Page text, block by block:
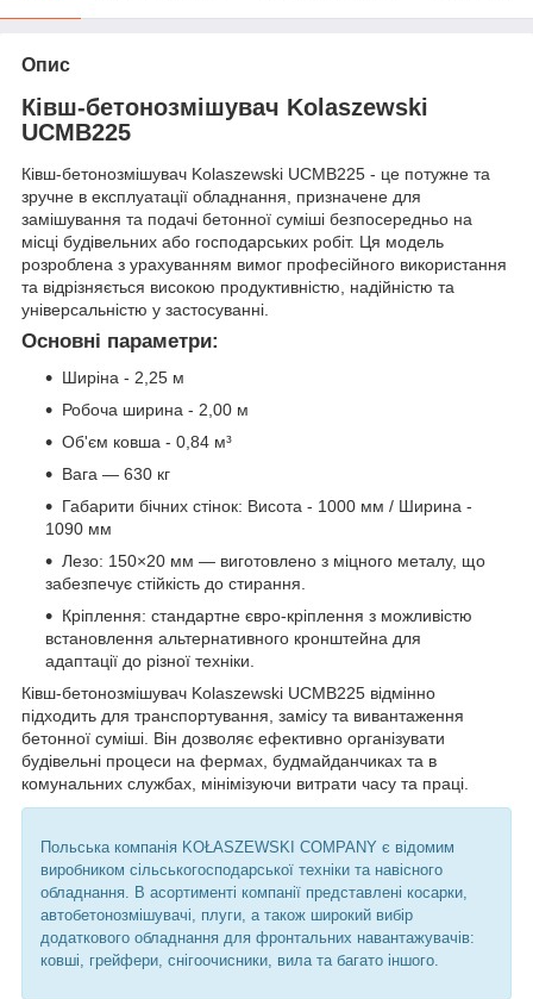
Опис
Ківш-бетонозмішувач Kolaszewski
UCMB225
Ківш-бетонозмішувач Kolaszewski UCMB225 - це потужне та
зручне в експлуатації обладнання, призначене для
замішування та подачі бетонної суміші безпосередньо на
місці будівельних або господарських робіт. Ця модель
розроблена з урахуванням вимог професійного використання
та відрізняється високою продуктивністю, надійністю та
універсальністю у застосуванні.
Основні параметри:
Ширіна - 2,25 м
Робоча ширина - 2,00 м
Об'єм ковша - 0,84 м³
Вага — 630 кг
Габарити бічних стінок: Висота - 1000 мм / Ширина -
1090 мм
Лезо: 150×20 мм — виготовлено з міцного металу, що
забезпечує стійкість до стирання.
Кріплення: стандартне євро-кріплення з можливістю
встановлення альтернативного кронштейна для
адаптації до різної техніки.
Ківш-бетонозмішувач Kolaszewski UCMB225 відмінно
підходить для транспортування, замісу та вивантаження
бетонної суміші. Він дозволяє ефективно організувати
будівельні процеси на фермах, будмайданчиках та в
комунальних службах, мінімізуючи витрати часу та праці.
Польська компанія KOŁASZEWSKI COMPANY є відомим
виробником сільськогосподарської техніки та навісного
обладнання. В асортименті компанії представлені косарки,
автобетонозмішувачі, плуги, а також широкий вибір
додаткового обладнання для фронтальних навантажувачів:
ковші, грейфери, снігоочисники, вила та багато іншого.